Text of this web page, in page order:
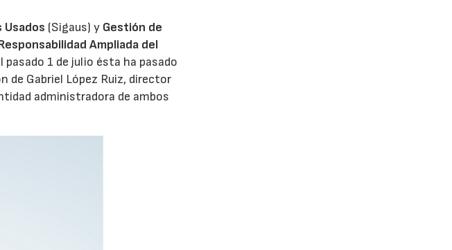
(Sigaus) y Gestión de
Ampliada del
1 de julio ésta ha pasado
de Gabriel López Ruiz, director
administradora de ambos